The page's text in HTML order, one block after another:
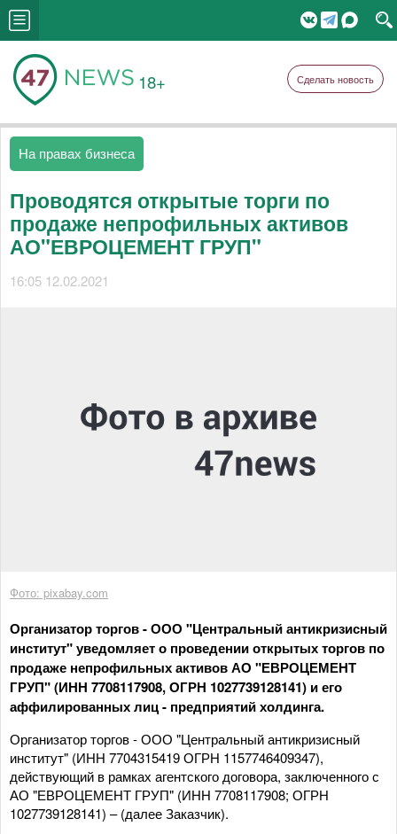
18+ Сделать новость
На правах бизнеса
Проводятся открытые торги по
продаже непрофильных активов
АО"ЕВРОЦЕМЕНТ ГРУП"
16:05 12.02.2021
Фото: pixabay.com
Организатор торгов - ООО "Центральный антикризисный
институт" уведомляет о проведении открытых торгов по
продаже непрофильных активов АО "ЕВРОЦЕМЕНТ
ГРУП" (ИНН 7708117908, ОГРН 1027739128141) и его
аффилированных лиц - предприятий холдинга.
Организатор торгов - ООО "Центральный антикризисный
институт" (ИНН 7704315419 ОГРН 1157746409347),
действующий в рамках агентского договора, заключенного с
АО "ЕВРОЦЕМЕНТ ГРУП" (ИНН 7708117908; ОГРН
1027739128141) – (далее Заказчик).